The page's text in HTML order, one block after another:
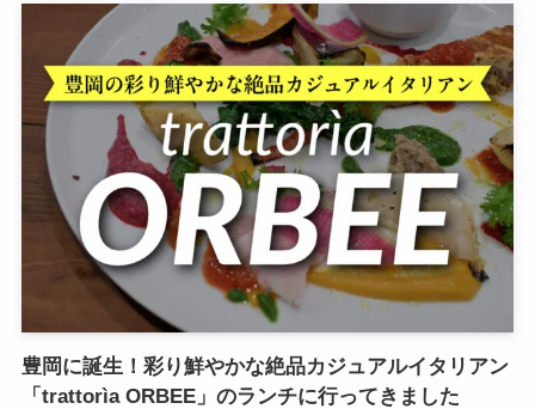
豊岡に誕生！彩り鮮やかな絶品カジュアルイタリアン
「trattorìa ORBEE」のランチに行ってきました